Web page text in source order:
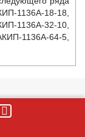
1136A-18-18,
1136A-32-10,
1136A-64-5,